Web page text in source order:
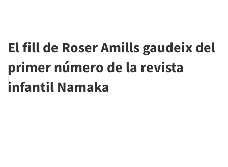
El fill de Roser Amills gaudeix del
primer número de la revista
infantil Namaka